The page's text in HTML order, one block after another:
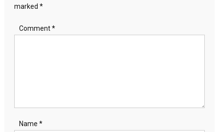
marked *
Comment*
Name *